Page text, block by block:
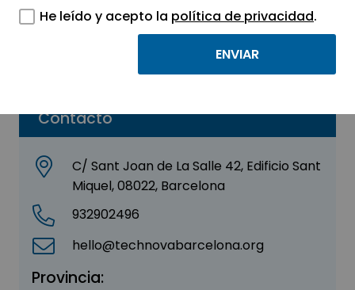
Contacto
C/ Sant Joan de La Salle 42, Edificio Sant
Miquel, 08022, Barcelona
932902496
hello@technovabarcelona.org
Provincia:
La Salle Technova Barcelona
He leído y acepto la política de privacidad.